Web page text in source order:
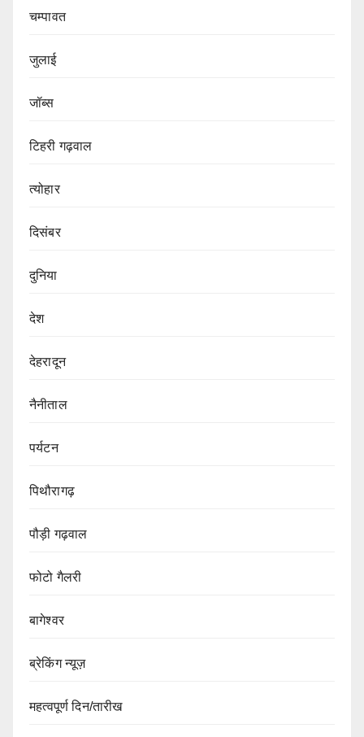
चम्पावत
जुलाई
जॉब्स
टिहरी गढ़वाल
त्योहार
दिसंबर
दुनिया
देश
देहरादून
नैनीताल
पर्यटन
पिथौरागढ़
पौड़ी गढ़वाल
फोटो गैलरी
बागेश्वर
ब्रेकिंग न्यूज़
महत्वपूर्ण दिन/तारीख